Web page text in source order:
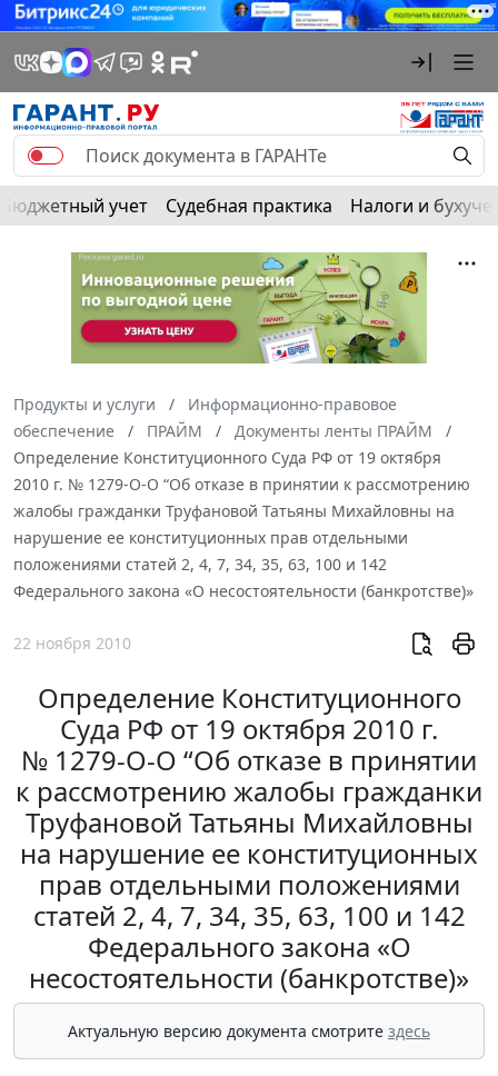
Бюджетный учет Судебная практика Налоги и
Продукты и услуги
Информационно-правовое
обеспечение
ПРАЙМ
Документы ленты ПРАЙМ
Определение Конституционного Суда РФ от 19 октября
2010 г. № 1279-О-О “Об отказе в принятии к рассмотрению
жалобы гражданки Труфановой Татьяны Михайловны на
нарушение ее конституционных прав отдельными
положениями статей 2, 4, 7, 34, 35, 63, 100 и 142
Федерального закона «О несостоятельности (банкротстве)»
22 ноября 2010
Определение Конституционного
Суда РФ от 19 октября 2010 г.
№ 1279-О-О “Об отказе в принятии
к рассмотрению жалобы гражданки
Труфановой Татьяны Михайловны
на нарушение ее конституционных
прав отдельными положениями
статей 2, 4, 7, 34, 35, 63, 100 и 142
Федерального закона «О
несостоятельности (банкротстве)»
Актуальную версию документа смотрите здесь